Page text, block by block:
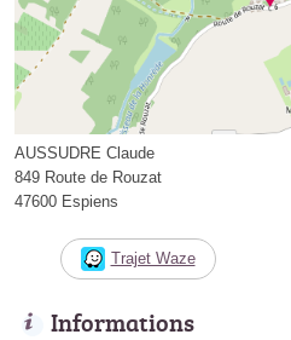
AUSSUDRE Claude
849 Route de Rouzat
47600 Espiens
Trajet Waze
Informations